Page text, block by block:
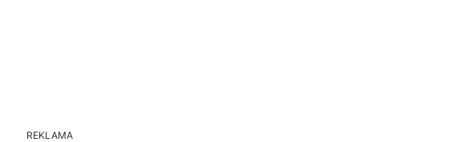
REKLAMA